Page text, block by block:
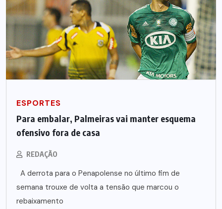
ESPORTES
Para embalar, Palmeiras vai manter esquema
ofensivo fora de casa
REDAÇÃO
A derrota para o Penapolense no último fim de
semana trouxe de volta a tensão que marcou o
rebaixamento